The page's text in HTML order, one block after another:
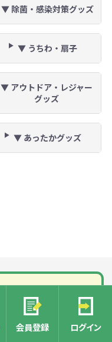
会員登録 ログイン
▼ 除菌・感染対策グッズ
▼ うちわ・扇子
▼ アウトドア・レジャー
グッズ
▼ あったかグッズ